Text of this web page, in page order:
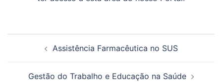
Assistência Farmacêutica no SUS
Gestão do Trabalho e Educação na Saúde